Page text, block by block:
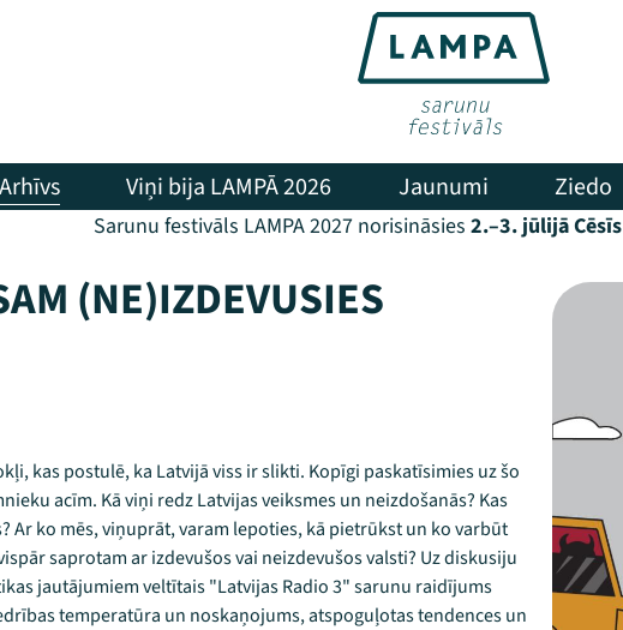
Arhīvs Viņi bija LAMPĀ 2026 Jaunumi Ziedo
Sarunu festivāls LAMPA 2027 norisināsies 2.–3. jūlijā Cēsīs
(NE)IZDEVUSIES
kas postulē, ka Latvijā viss ir slikti. Kopīgi paskatīsimies uz šo
acīm. Kā viņi redz Latvijas veiksmes un neizdošanās? Kas
Ar ko mēs, viņuprāt, varam lepoties, kā pietrūkst un ko varbūt
saprotam ar izdevušos vai neizdevušos valsti? Uz diskusiju
jautājumiem veltītais "Latvijas Radio 3" sarunu raidījums
temperatūra un noskaņojums, atspoguļotas tendences un